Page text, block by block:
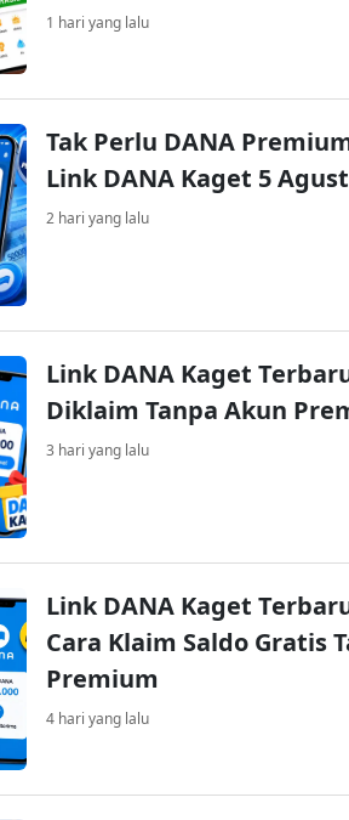
1 hari yang lalu
Tak Perlu DANA
Link DANA Kaget 5
2 hari yang lalu
Link DANA Kaget
Diklaim Tanpa Akun
3 hari yang lalu
Link DANA Kaget
Cara Klaim Saldo Gratis
Premium
4 hari yang lalu